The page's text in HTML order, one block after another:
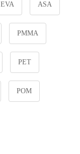
EVA ASA
PMMA
PET
POM